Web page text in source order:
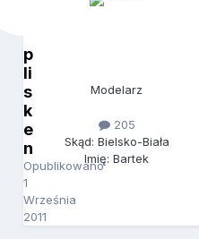
p
li
s
k
e
n
Opublikowano
1
Września
2011
Modelarz
205
Skąd: Bielsko-Biała
Imię: Bartek